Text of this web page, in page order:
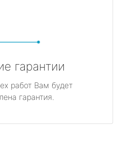
гарантии
работ Вам будет
гарантия.